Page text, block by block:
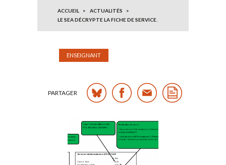
ACCUEIL
ACTUALITÉS
LE SEA DÉCRYPTE LA FICHE DE SERVICE.
ENSEIGNANT
PARTAGER